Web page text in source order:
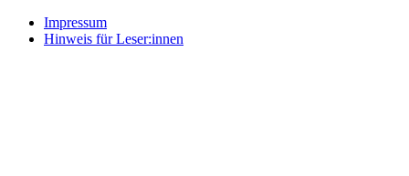
Impressum
Hinweis für Leser:innen